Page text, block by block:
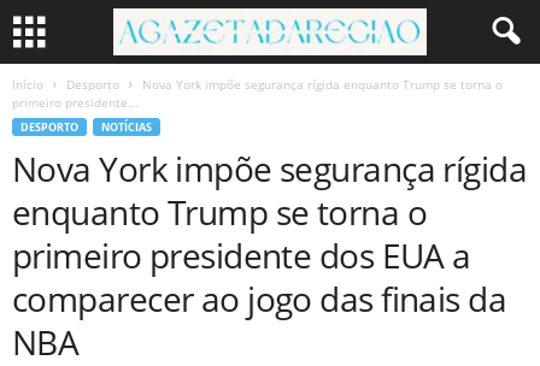
Início Desporto
Nova York impõe segurança rígida enquanto Trump se torna o
primeiro presidente...
DESPORTO NOTÍCIAS
Nova York impõe segurança rígida
enquanto Trump se torna o
primeiro presidente dos EUA a
comparecer ao jogo das finais da
NBA